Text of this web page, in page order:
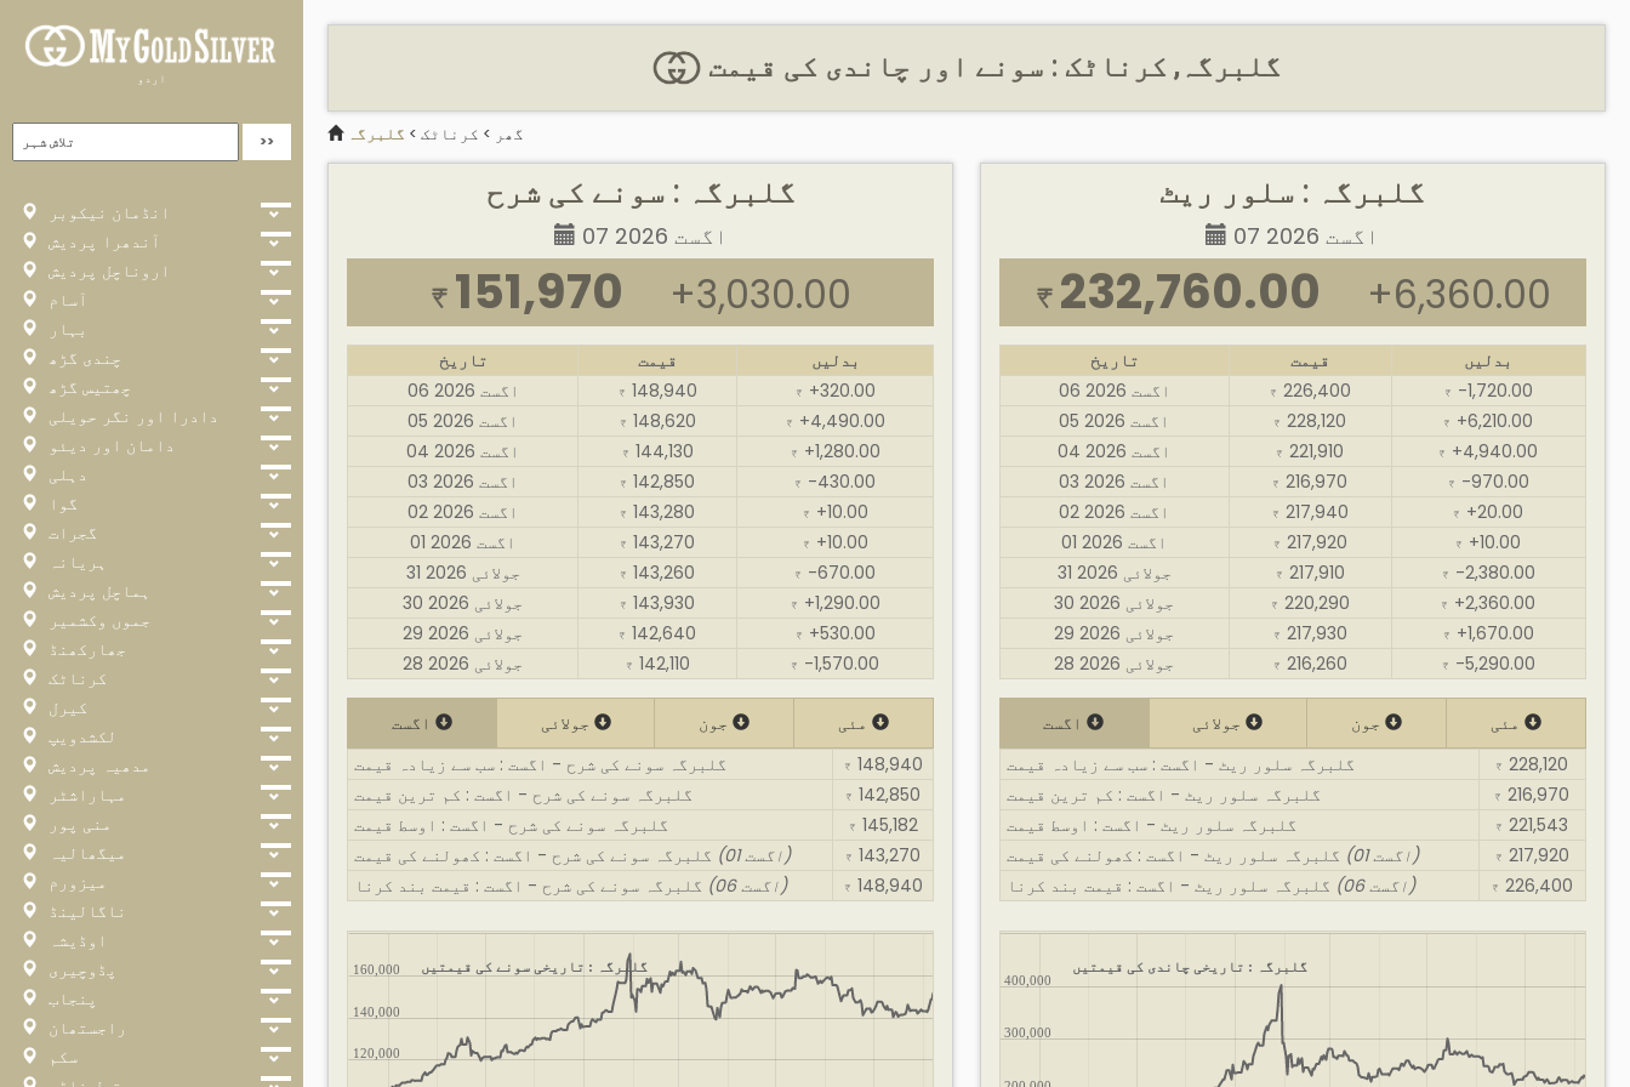
اردو
انڈمان نیکوبر
آندھرا پردیش
اروناچل پردیش
آسام
بہار
چندی گڑھ
چھتیس گڑھ
دادرا اور نگر حویلی
دامان اور دیئو
دہلی
گوا
گجرات
ہریانہ
ہماچل پردیش
جموں وکشمیر
جھارکھنڈ
کرناٹک
کیرل
لکشدویپ
مدھیہ پردیش
مہاراشٹر
منی پور
میگھالیہ
میزورم
ناگالینڈ
اوڈیشہ
پڈوچیری
پنجاب
راجستھان
سکم
گلبرگہ, کرناٹک : سونے اور چاندی کی قیمت
گھر > کرناٹک > گلبرگہ
گلبرگہ : سونے کی شرح
07 اگست 2026
₹151,970 +3,030.00
تاریخ قیمت
بدلیں
06 اگست 2026
₹ 148,940 ₹ +320.00
05 اگست 2026
₹ 148,620 ₹ +4,490.00
04 اگست 2026
₹ 144,130 ₹ +1,280.00
03 اگست 2026
₹ 142,850 ₹ -430.00
02 اگست 2026
₹ 143,280 ₹ +10.00
01 اگست 2026
₹ 143,270 ₹ +10.00
31 جولائی 2026
₹ 143,260 ₹ -670.00
30 جولائی 2026
₹ 143,930 ₹ +1,290.00
29 جولائی 2026
₹ 142,640 ₹ +530.00
28 جولائی 2026
₹ 142,110 ₹ -1,570.00
گلبرگہ سونے کی شرح - اگست : سب سے زیادہ قیمت
₹ 148,940
گلبرگہ سونے کی شرح - اگست : کم ترین قیمت
₹ 142,850
گلبرگہ سونے کی شرح - اگست : اوسط قیمت
₹ 145,182
(01 اگست) ₹ 143,270
(06 اگست) ₹ 148,940
گلبرگہ : تاریخی سونے کی قیمتیں
120,000
140,000
160,000
گلبرگہ : سلور ریٹ
07 اگست 2026
₹232,760.00 +6,360.00
تاریخ قیمت
بدلیں
06 اگست 2026
₹ 226,400 ₹ -1,720.00
05 اگست 2026
₹ 228,120 ₹ +6,210.00
04 اگست 2026
₹ 221,910 ₹ +4,940.00
03 اگست 2026
₹ 216,970 ₹ -970.00
02 اگست 2026
₹ 217,940 ₹ +20.00
01 اگست 2026
₹ 217,920 ₹ +10.00
31 جولائی 2026
₹ 217,910 ₹ -2,380.00
30 جولائی 2026
₹ 220,290 ₹ +2,360.00
29 جولائی 2026
₹ 217,930 ₹ +1,670.00
28 جولائی 2026
₹ 216,260 ₹ -5,290.00
اگست جولائی
گلبرگہ سلور ریٹ - اگست : سب سے زیادہ قیمت
₹ 228,120
گلبرگہ سلور ریٹ - اگست : کم ترین قیمت
₹ 216,970
گلبرگہ سلور ریٹ - اگست : اوسط قیمت
₹ 221,543
(01 اگست) ₹ 217,920
(06 اگست) ₹ 226,400
گلبرگہ : تاریخی چاندی کی قیمتیں
300,000
400,000